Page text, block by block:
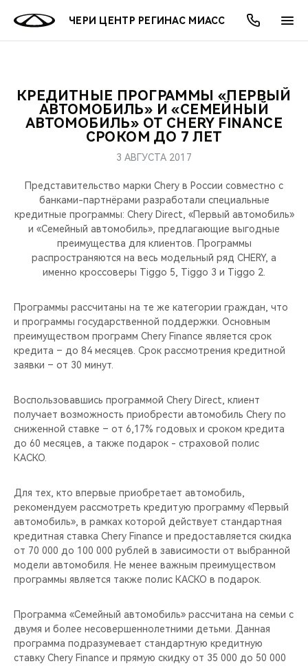
ЧЕРИ ЦЕНТР РЕГИНАС МИАСС
МОДЕЛИ
СЕДАНЫ
НОВИНКИ
ПОКУПАТЕЛЯМ
ВЫБОР И ПОКУПКА
ВЛАДЕЛЬЦАМ
ПОДДЕРЖКА
CHERY CONNECT
МИР CHERY
CHERY В СОЦСЕТЯХ
ЛЮДИ CHERY
БЛАГОТВОРИТЕЛЬНОСТЬ
CHERY REMOTE
CHERY И СПОРТ
ВИДЕООБЗОРЫ
CHERY ДЛЯ ДЕТЕЙ
АКЦИИ
ВЫГОДЫ И АКЦИИ
ОНЛАЙН СЕРВИСЫ
ВЫБОР И ПОКУПКА
О КОМПАНИИ
КРЕДИТНЫЕ ПРОГРАММЫ «ПЕРВЫЙ
АВТОМОБИЛЬ» И «СЕМЕЙНЫЙ
АВТОМОБИЛЬ» ОТ CHERY FINANCE
СРОКОМ ДО 7 ЛЕТ
3 АВГУСТА 2017
Представительство марки Chery в России совместно с
банками-партнёрами разработали специальные
кредитные программы: Chery Direct, «Первый автомобиль»
и «Семейный автомобиль», предлагающие выгодные
преимущества для клиентов. Программы
распространяются на весь модельный ряд CHERY, а
именно кроссоверы Tiggo 5, Tiggo 3 и Tiggo 2.
Программы рассчитаны на те же категории граждан, что
и программы государственной поддержки. Основным
преимуществом программ Chery Finance является срок
кредита – до 84 месяцев. Срок рассмотрения кредитной
заявки – от 30 минут.
Воспользовавшись программой Chery Direct, клиент
получает возможность приобрести автомобиль Chery по
сниженной ставке – от 6,17% годовых и сроком кредита
до 60 месяцев, а также подарок - страховой полис
КАСКО.
Для тех, кто впервые приобретает автомобиль,
рекомендуем рассмотреть кредитую программу «Первый
автомобиль», в рамках которой действует стандартная
кредитная ставка Chery Finance и предоставляется скидка
от 70 000 до 100 000 рублей в зависимости от выбранной
модели автомобиля. Не менее важным преимуществом
программы является также полис КАСКО в подарок.
Программа «Семейный автомобиль» рассчитана на семьи с
двумя и более несовершеннолетними детьми. Данная
программа подразумевает стандартную кредитную
ставку Chery Finance и прямую скидку от 35 000 до 50 000